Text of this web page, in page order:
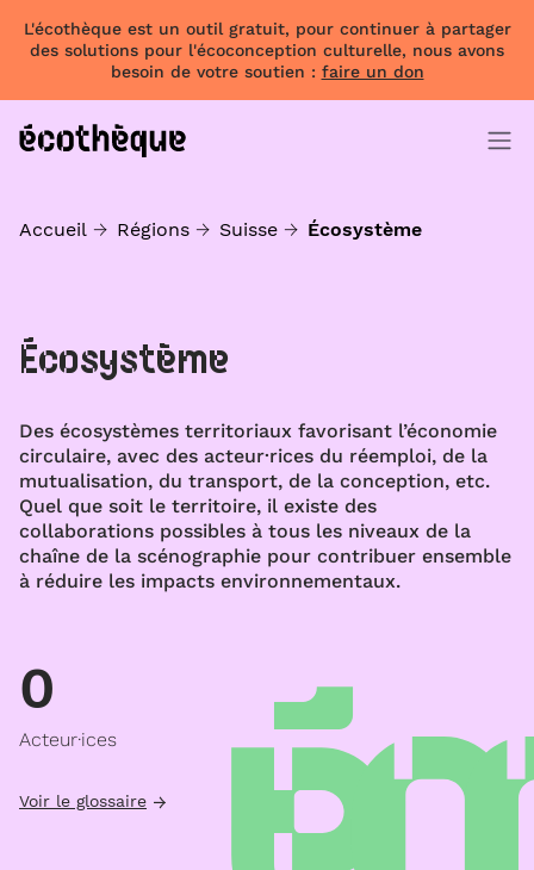
L'écothèque est un outil gratuit, pour continuer à partager
des solutions pour l'écoconception culturelle, nous avons
besoin de votre soutien : faire un don
Accueil Régions Suisse Écosystème
Écosystème
Des écosystèmes territoriaux favorisant l’économie
circulaire, avec des acteur·rices du réemploi, de la
mutualisation, du transport, de la conception, etc.
Quel que soit le territoire, il existe des
collaborations possibles à tous les niveaux de la
chaîne de la scénographie pour contribuer ensemble
à réduire les impacts environnementaux.
0
Acteur·ices
Voir le glossaire